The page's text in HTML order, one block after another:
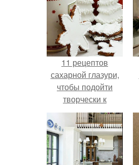
11 рецептов
сахарной глазури,
чтобы подойти
творчески к
украшению
печенюшек.